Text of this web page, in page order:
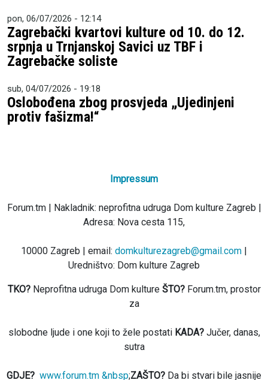
pon, 06/07/2026 - 12:14
Zagrebački kvartovi kulture od 10. do 12.
srpnja u Trnjanskoj Savici uz TBF i
Zagrebačke soliste
sub, 04/07/2026 - 19:18
Oslobođena zbog prosvjeda „Ujedinjeni
protiv fašizma!“
Impressum
Forum.tm | Nakladnik: neprofitna udruga Dom kulture Zagreb |
Adresa: Nova cesta 115,
10000 Zagreb | email: domkulturezagreb@gmail.com
Uredništvo: Dom kulture Zagreb
TKO?Neprofitna udruga Dom kulture ŠTO?Forum.tm, prostor
za
slobodne ljude i one koji to žele postati KADA?Jučer, danas,
sutra
GDJE? www.forum.tm &nbsp;ZAŠTO? Da bi stvari bile jasnije